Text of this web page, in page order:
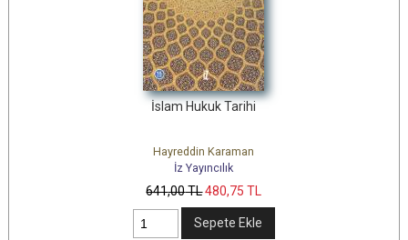
İslam Hukuk Tarihi
Hayreddin Karaman
İz Yayıncılık
641,00TL480,75 TL
Sepete Ekle